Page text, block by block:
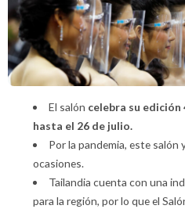
El salón celebra su
hasta el 26 de julio.
Por la pandemia, este
ocasiones.
Tailandia cuenta con una
para la región, por lo que el